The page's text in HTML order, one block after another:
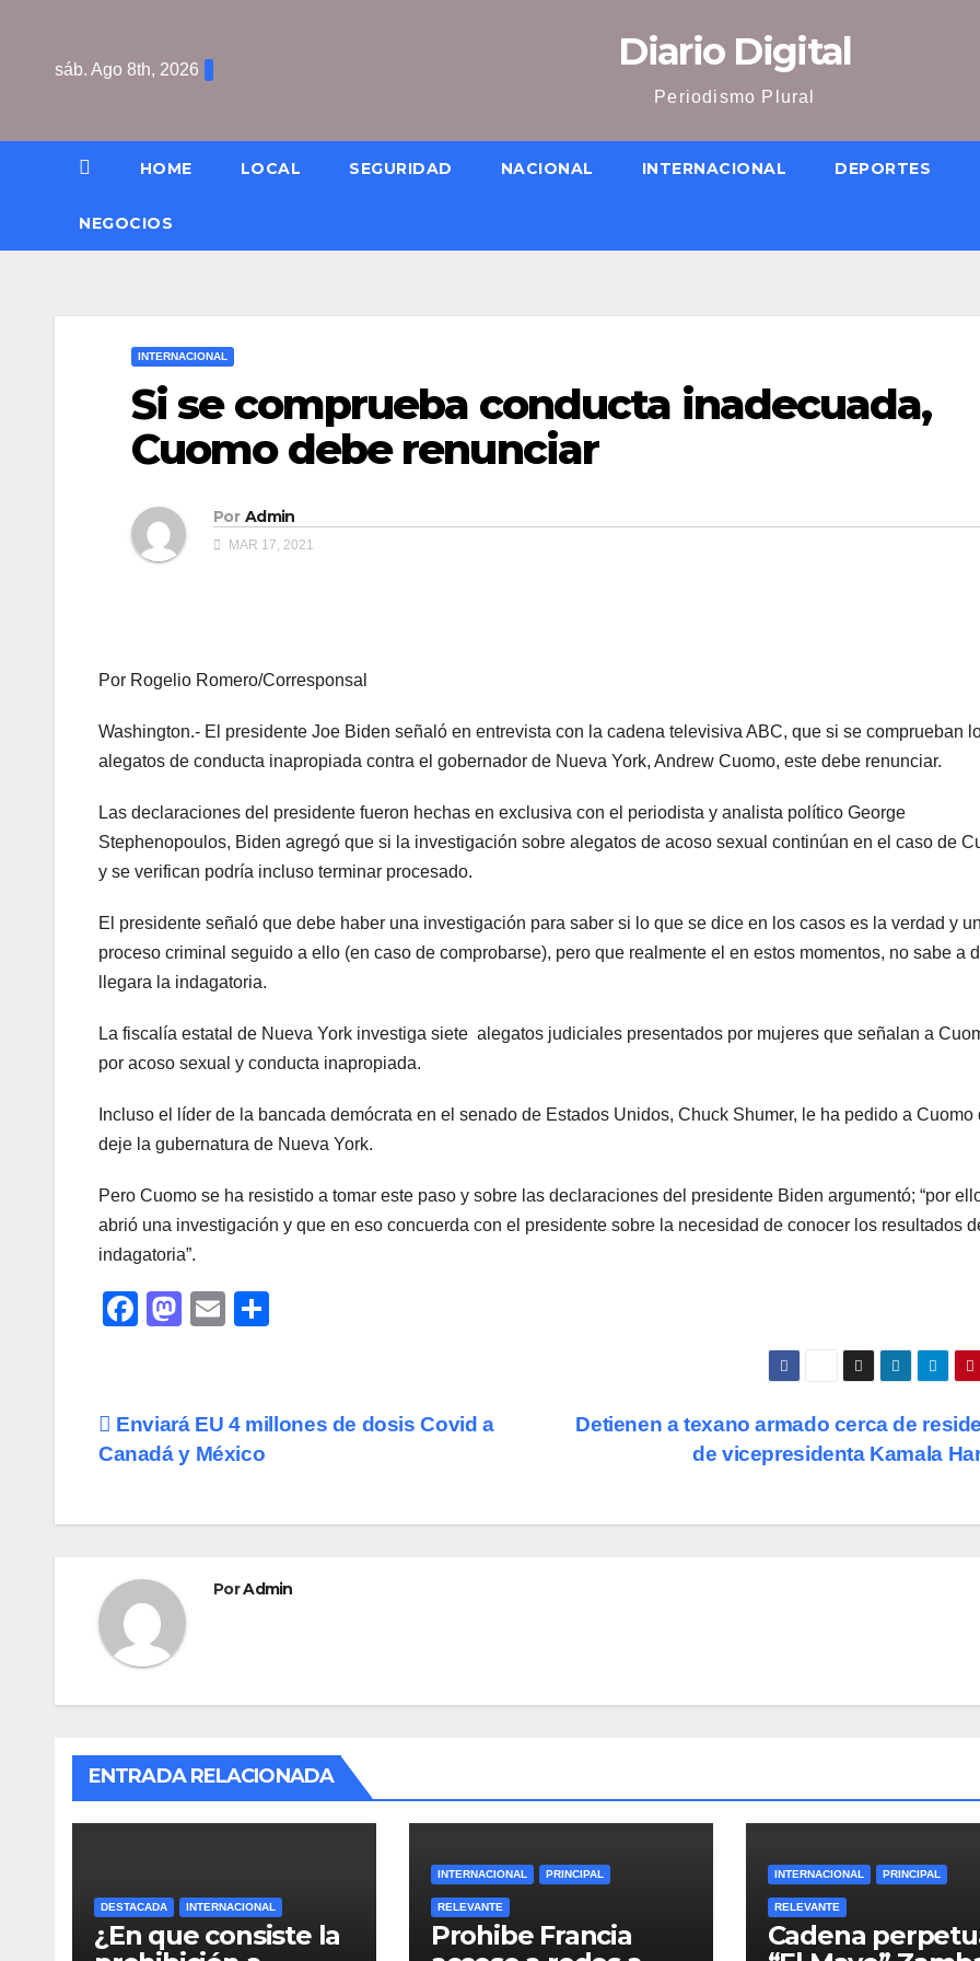
contenido
sáb. Ago 8th, 2026 Diario Digital
Periodismo Plural
HOME LOCAL SEGURIDAD NACIONAL INTERNACIONAL DEPORTES
NEGOCIOS
INTERNACIONAL
Si se comprueba conducta inadecuada,
Cuomo debe renunciar
Por Admin
MAR 17, 2021
Por Rogelio Romero/Corresponsal
Washington.- El presidente Joe Biden señaló en entrevista con la cadena televisiva ABC, que si se comprueban
alegatos de conducta inapropiada contra el gobernador de Nueva York, Andrew Cuomo, este debe renunciar.
Las declaraciones del presidente fueron hechas en exclusiva con el periodista y analista político George
Stephenopoulos, Biden agregó que si la investigación sobre alegatos de acoso sexual continúan en el caso de
y se verifican podría incluso terminar procesado.
El presidente señaló que debe haber una investigación para saber si lo que se dice en los casos es la verdad y
proceso criminal seguido a ello (en caso de comprobarse), pero que realmente el en estos momentos, no sabe a
llegara la indagatoria.
La fiscalía estatal de Nueva York investiga siete alegatos judiciales presentados por mujeres que señalan a
por acoso sexual y conducta inapropiada.
Incluso el líder de la bancada demócrata en el senado de Estados Unidos, Chuck Shumer, le ha pedido a Cuomo
deje la gubernatura de Nueva York.
Pero Cuomo se ha resistido a tomar este paso y sobre las declaraciones del presidente Biden argumentó; “por
abrió una investigación y que en eso concuerda con el presidente sobre la necesidad de conocer los resultados
indagatoria”.
F
e
b
o
M
o
d
n
E
p
Navegación
entradas
Detienen a texano armado cerca de
de vicepresidenta Kamala
Enviará EU 4 millones de dosis Covid a
Canadá y México
PorAdmin
ENTRADA RELACIONADA
DESTACADA INTERNACIONAL
¿En que consiste la
INTERNACIONAL PRINCIPAL
RELEVANTE
Prohibe Francia
INTERNACIONAL PRINCIPAL
RELEVANTE
Cadena